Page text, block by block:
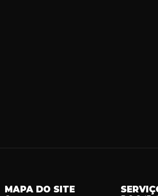
MAPA DO SITE